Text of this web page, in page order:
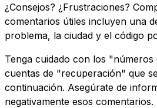
¿Consejos? ¿Frustraciones?
comentarios útiles incluyen una
problema, la ciudad y el código
Tenga cuidado con los
cuentas de "recuperación" que
continuación. Asegúrate de
negativamente esos